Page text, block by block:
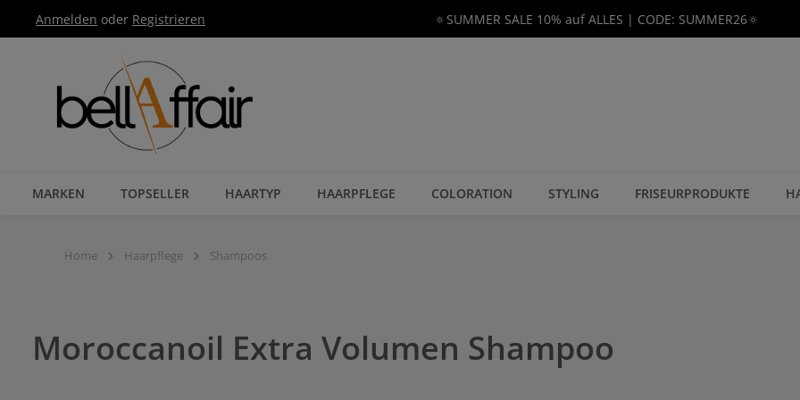
Hauptnavigation springen
Anmelden oder Registrieren 🔅SUMMER SALE 10% auf ALLES | CODE: SUMMER26🔅
MARKEN TOPSELLER HAARTYP HAARPFLEGE COLORATION STYLING FRISEURPRODUKTE
Home Haarpflege Shampoos
Moroccanoil Extra Volumen Shampoo